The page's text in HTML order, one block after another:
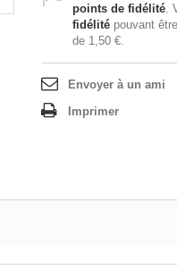
points de fidélité.
fidélité pouvant
de 1,50 €.
Envoyer à un ami
Imprimer